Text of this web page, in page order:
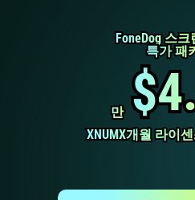
FoneDog 스
FoneDog 스
특가 패
특가 패
만
만
XNUMX개월 라이
XNUMX개월 라이